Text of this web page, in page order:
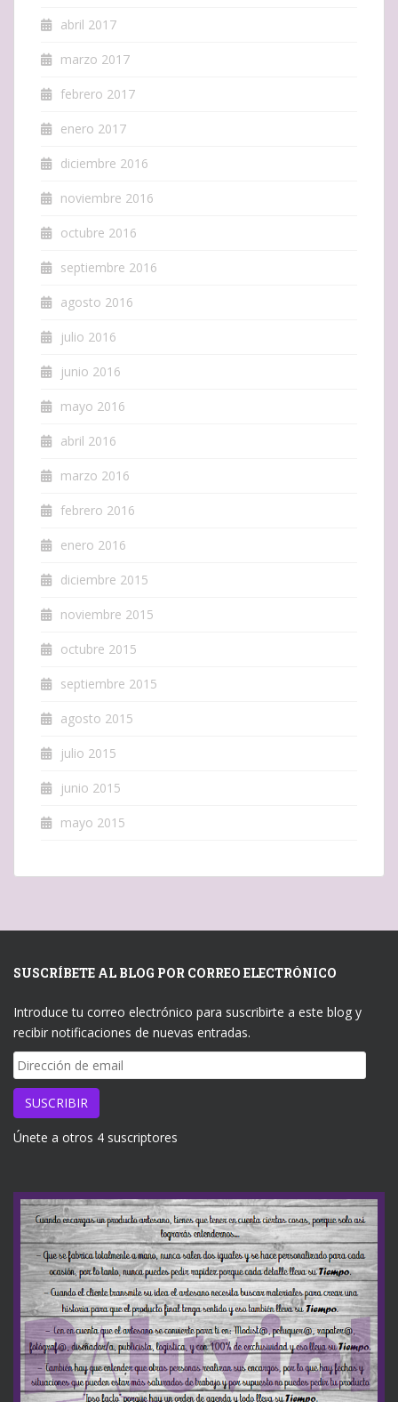
abril 2017
marzo 2017
febrero 2017
enero 2017
diciembre 2016
noviembre 2016
octubre 2016
septiembre 2016
agosto 2016
julio 2016
junio 2016
mayo 2016
abril 2016
marzo 2016
febrero 2016
enero 2016
diciembre 2015
noviembre 2015
octubre 2015
septiembre 2015
agosto 2015
julio 2015
junio 2015
mayo 2015
SUSCRÍBETE AL BLOG POR CORREO ELECTRÓNICO
Introduce tu correo electrónico para suscribirte a este blog y
recibir notificaciones de nuevas entradas.
Dirección
de
email
SUSCRIBIR
Únete a otros 4 suscriptores